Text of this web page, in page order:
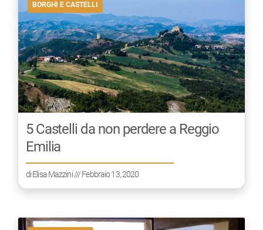
BORGHI E CASTELLI
5 Castelli da non perdere a Reggio
Emilia
diElisa Mazzini/// Febbraio 13, 2020